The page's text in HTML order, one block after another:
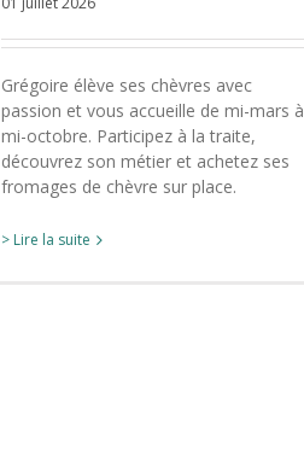
Grégoire élève ses chèvres avec
passion et vous accueille de mi-mars à
mi-octobre. Participez à la traite,
découvrez son métier et achetez ses
fromages de chèvre sur place.
> Lire la suite